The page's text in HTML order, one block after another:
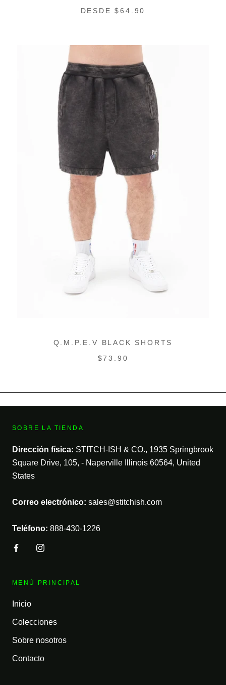
PRECIO
DESDE $64.90
Q.M.P.E.V BLACK SHORTS
PRECIO
$73.90
SOBRE LA TIENDA
Dirección física: STITCH-ISH & CO., 1935 Springbrook
Square Drive, 105, - Naperville Illinois 60564, United
States
Correo electrónico: sales@stitchish.com
Teléfono: 888-430-1226
MENÚ PRINCIPAL
Inicio
Colecciones
Sobre nosotros
Contacto